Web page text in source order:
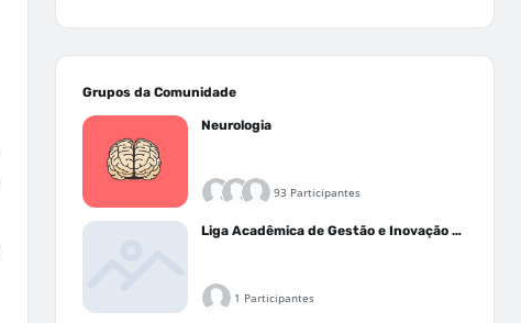
Grupos da Comunidade
Neurologia
93 Participantes
Liga Acadêmica de Gestão e Inovação Médica - LAGIM
1 Participantes